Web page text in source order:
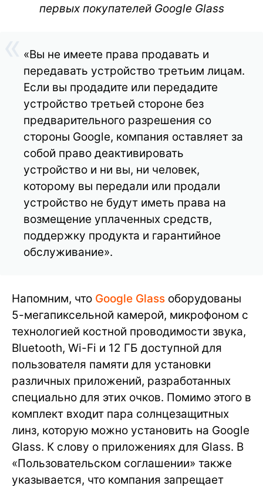
первых покупателей Google Glass
«Вы не имеете права продавать и
передавать устройство третьим лицам.
Если вы продадите или передадите
устройство третьей стороне без
предварительного разрешения со
стороны Google, компания оставляет за
собой право деактивировать
устройство и ни вы, ни человек,
которому вы передали или продали
устройство не будут иметь права на
возмещение уплаченных средств,
поддержку продукта и гарантийное
обслуживание».
Напомним, что Google Glass оборудованы
5-мегапиксельной камерой, микрофоном с
технологией костной проводимости звука,
Bluetooth, Wi-Fi и 12 ГБ доступной для
пользователя памяти для установки
различных приложений, разработанных
специально для этих очков. Помимо этого в
комплект входит пара солнцезащитных
линз, которую можно установить на Google
Glass. К слову о приложениях для Glass. В
«Пользовательском соглашении» также
указывается, что компания запрещает